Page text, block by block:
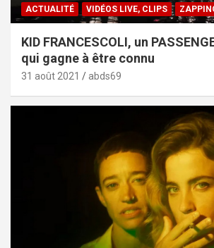
ACTUALITÉ VIDÉOS LIVE, CLIPS
KID FRANCESCOLI, un
qui gagne à être connu
31 août 2021 abds69